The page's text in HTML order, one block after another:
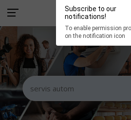
Subscribe to our
notifications!
To enable permission
on the notification icon